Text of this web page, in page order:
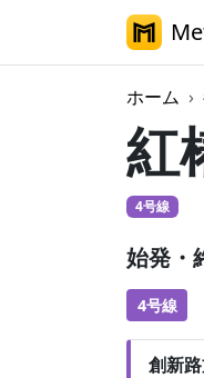
ホーム
紅
4号線
始発・
4号線
創新